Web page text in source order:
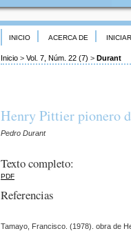
INICIO ACERCA DE
Inicio > Vol. 7, Núm. 22 (7) > Durant
Henry Pittier pionero
Pedro Durant
Texto completo:
PDF
Referencias
Tamayo, Francisco. (1978). obra de